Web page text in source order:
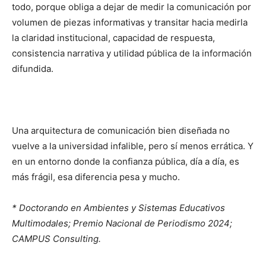
todo, porque obliga a dejar de medir la comunicación por
volumen de piezas informativas y transitar hacia medirla
la claridad institucional, capacidad de respuesta,
consistencia narrativa y utilidad pública de la información
difundida.
Una arquitectura de comunicación bien diseñada no
vuelve a la universidad infalible, pero sí menos errática. Y
en un entorno donde la confianza pública, día a día, es
más frágil, esa diferencia pesa y mucho.
* Doctorando en Ambientes y Sistemas Educativos
Multimodales; Premio Nacional de Periodismo 2024;
CAMPUS Consulting.